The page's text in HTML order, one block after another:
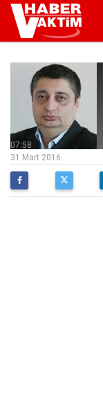
07:58
31 Mart 2016